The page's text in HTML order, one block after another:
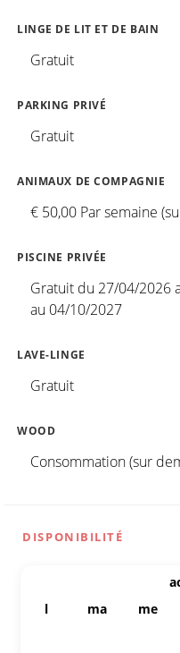
LINGE DE LIT ET DE BAIN
Gratuit
PARKING PRIVÉ
Gratuit
ANIMAUX DE COMPAGNIE
€ 50,00 Par semaine
PISCINE PRIVÉE
Gratuit du 27/04/2026
au 04/10/2027
LAVE-LINGE
Gratuit
WOOD
Consommation (sur
DISPONIBILITÉ
l
ma me